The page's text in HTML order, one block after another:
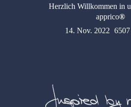
Herzlich Willkommen in
apprico®
14. Nov. 2022